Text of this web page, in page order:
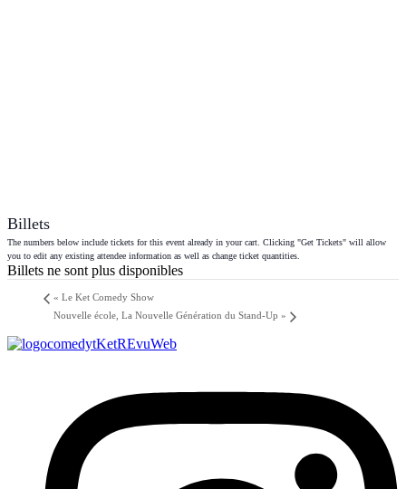
Billets
The numbers below include tickets for this event already in your cart. Clicking "Get Tickets" will allow
you to edit any existing attendee information as well as change ticket quantities.
Billets ne sont plus disponibles
« Le Ket Comedy Show
Nouvelle école, La Nouvelle Génération du Stand-Up »